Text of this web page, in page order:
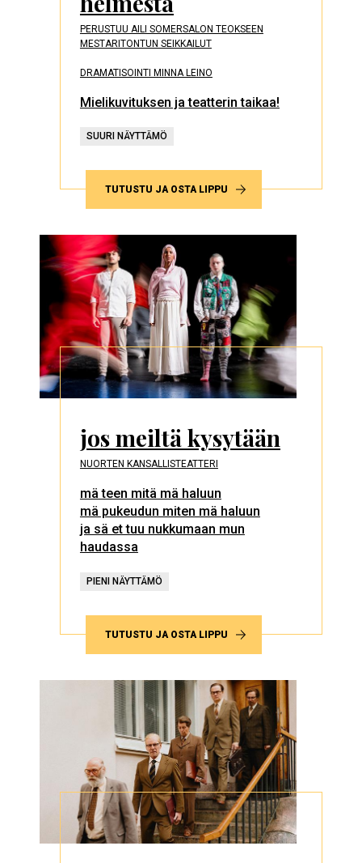
PERUSTUU AILI SOMERSALON TEOKSEEN
MESTARITONTUN SEIKKAILUT
DRAMATISOINTI MINNA LEINO
Mielikuvituksen ja teatterin taikaa!
SUURI NÄYTTÄMÖ
TUTUSTU JA OSTA LIPPU
jos meiltä kysytään
NUORTEN KANSALLISTEATTERI
mä teen mitä mä haluun
mä pukeudun miten mä haluun
ja sä et tuu nukkumaan mun
haudassa
PIENI NÄYTTÄMÖ
TUTUSTU JA OSTA LIPPU